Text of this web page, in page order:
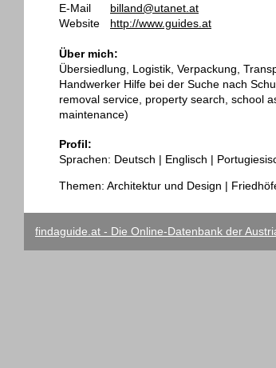
E-Mail
billand@utanet.at
Website
http://www.guides.at
Über mich:
Übersiedlung, Logistik, Verpackung,
Handwerker Hilfe bei der Suche nach
removal service, property search, school
maintenance)
Profil:
Sprachen: Deutsch | Englisch |
Themen: Architektur und Design |
findaguide.at - Die Online-Datenbank der